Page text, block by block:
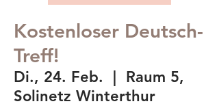
Kostenloser Deutsch-
Treff!
Di., 24. Feb.
Raum 5,
Solinetz Winterthur